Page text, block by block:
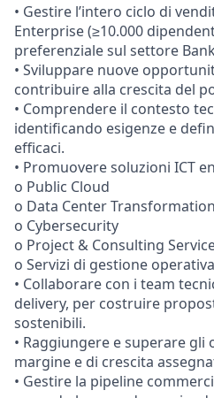
• Gestire l’intero ciclo di
Enterprise (≥10.000
preferenziale sul settore
• Sviluppare nuove
contribuire alla crescita del
• Comprendere il contesto
identificando esigenze e
efficaci.
• Promuovere soluzioni ICT
o Public Cloud
o Data Center Transformation
o Cybersecurity
o Project & Consulting
o Servizi di gestione
• Collaborare con i team
delivery, per costruire
sostenibili.
• Raggiungere e superare
margine e di crescita
• Gestire la pipeline